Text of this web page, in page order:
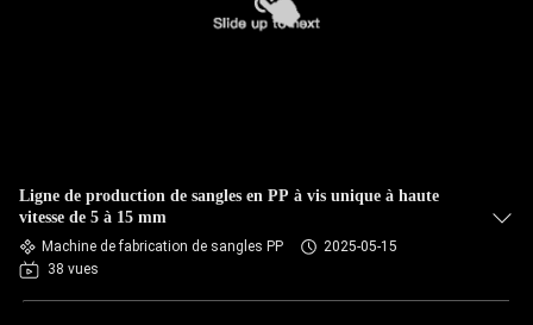
Ligne de production de sangles en PP à vis unique à haute
vitesse de 5 à 15 mm
Machine de fabrication de sangles PP
2025-05-15
38 vues